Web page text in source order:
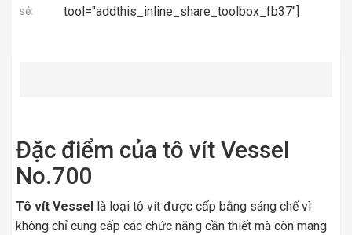
sẻ:
tool="addthis_inline_share_toolbox_fb37"]
Đặc điểm của tô vít Vessel
No.700
Tô vít Vessel là loại tô vít được cấp bằng sáng chế vì
không chỉ cung cấp các chức năng cần thiết mà còn mang